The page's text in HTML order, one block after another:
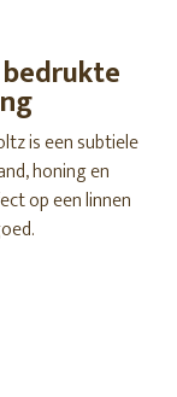
is een subtiele
honing en
op een linnen